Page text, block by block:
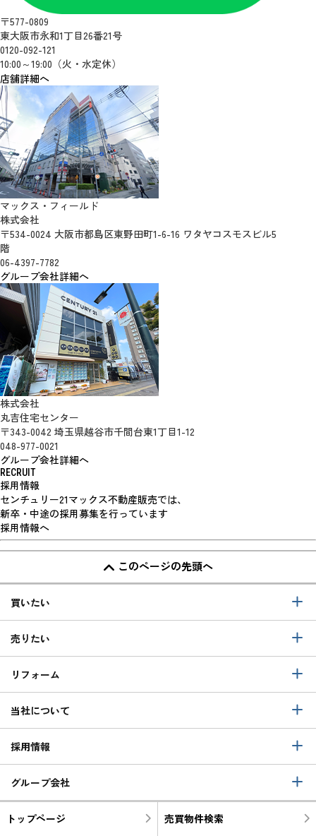
〒577-0809
東大阪市永和1丁目26番21号
0120-092-121
10:00～19:00（火・水定休）
店舗詳細へ
マックス・フィールド
株式会社
〒534-0024 大阪市都島区東野田町1-6-16 ワタヤコスモスビル5
階
06-4397-7782
グループ会社詳細へ
株式会社
丸吉住宅センター
〒343-0042 埼玉県越谷市千間台東1丁目1-12
048-977-0021
グループ会社詳細へ
RECRUIT
採用情報
センチュリー21マックス不動産販売では、
新卒・中途の採用募集を行っています
採用情報へ
このページの先頭へ
買いたい
売りたい
リフォーム
当社について
採用情報
グループ会社
トップページ 売買物件検索